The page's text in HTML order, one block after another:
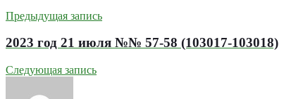
Предыдущая запись
2023 год 21 июля №№ 57-58 (103017-103018)
Следующая запись